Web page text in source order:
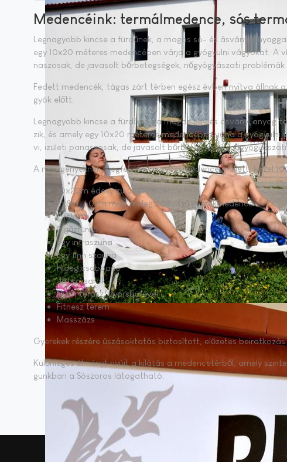
Medencéink: termálmedence, sós
Leg­na­gyobb kin­cse a für­dő­nek, a ma­gas só- és ás­vá­nyi
egy 10x20 mé­te­res me­den­cé­ben vár­ja a gyó­gyul­ni vá­gyó­kat.
na­szo­sak, de ja­va­solt bőr­be­teg­sé­gek, nő­gyó­gyá­sza­ti prob­lé­mák
Fe­dett me­den­cék, tá­gas zárt tér­ben egész év­ben nyit­va áll­nak
gyók előtt.
Leg­na­gyobb kin­cse a für­dő­nek, a ma­gas só- és ás­vá­nyi
zik, és amely egy 10x20 mé­te­res me­den­cé­ben vár­ja a
vi, izü­le­ti pa­na­szo­sak, de ja­va­solt bőr­be­teg­sé­gek,
A mai igé­nyek­nek meg­fe­le­lő­en a gyógy­me­den­ce mel­lett, kö­zel
10x20m édesvizű úszómedence
3x8m, 60cm mély meleg édesvízű gyerekmedence
2 jakuzzi
2 gőzfürdő
Egy infraszuna
Egy finn szauna
Hideg csobbanó
Játszósarok
Nyári terasz, gyorsbüfével
Fitnesz terem
Masszázs
Gye­re­kek ré­szé­re úszás­ok­ta­tás biz­to­sí­tott, elő­ze­tes
Kü­lőn­le­ges él­ményt nyújt a ki­lá­tás a me­den­ce­tér­ből, amely
gunk­ban a Só­szo­ros lá­to­gat­ha­tó.